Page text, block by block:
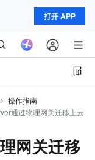
打开 APP
操作指南
通过物理网关迁移上云
网关迁移